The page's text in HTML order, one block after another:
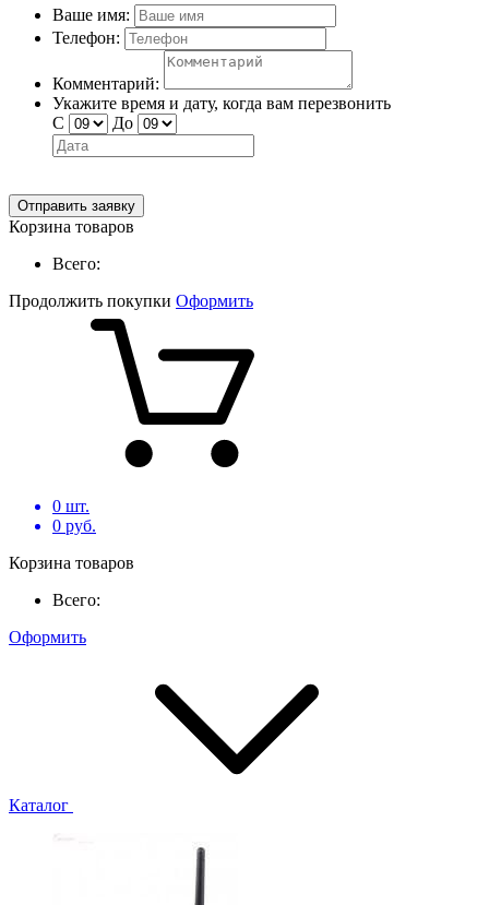
Ваше имя:
Телефон:
Комментарий:
Укажите время и дату, когда вам перезвонить
С
До
Отправить заявку
Корзина товаров
Всего:
Продолжить покупки Оформить
0 шт.
0 руб.
Корзина товаров
Всего:
Оформить
Каталог